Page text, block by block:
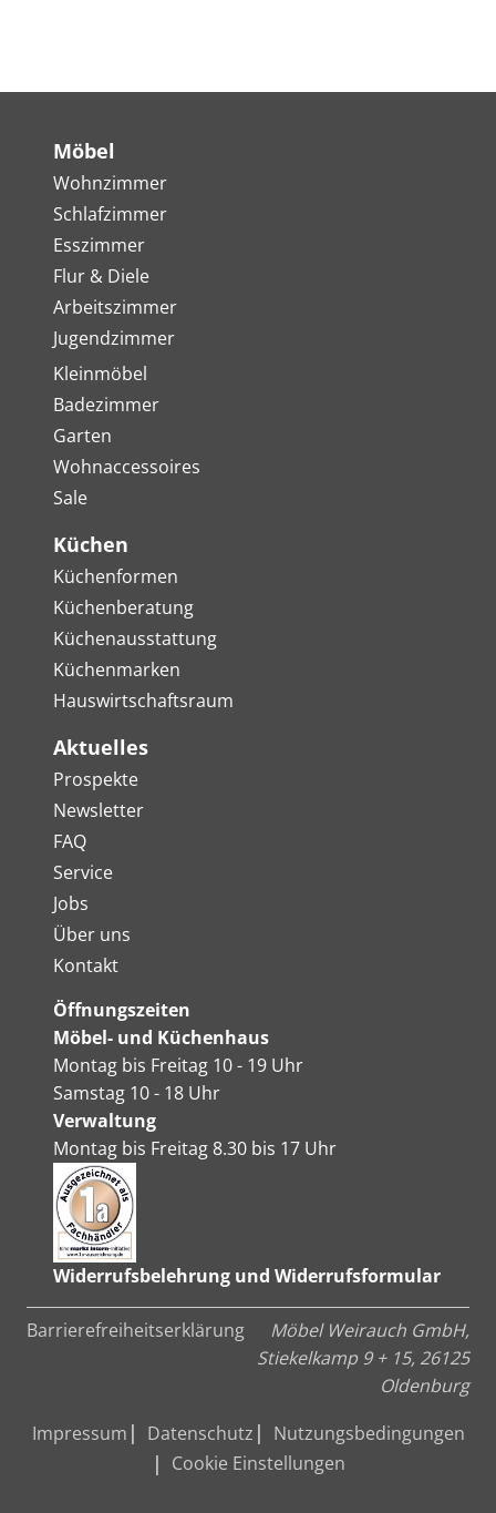
Möbel
Wohnzimmer
Schlafzimmer
Esszimmer
Flur & Diele
Arbeitszimmer
Jugendzimmer
Kleinmöbel
Badezimmer
Garten
Wohnaccessoires
Sale
Küchen
Küchenformen
Küchenberatung
Küchenausstattung
Küchenmarken
Hauswirtschaftsraum
Aktuelles
Prospekte
Newsletter
FAQ
Service
Jobs
Über uns
Kontakt
Öffnungszeiten
Möbel- und Küchenhaus
Montag bis Freitag 10 - 19 Uhr
Samstag 10 - 18 Uhr
Verwaltung
Montag bis Freitag 8.30 bis 17 Uhr
Widerrufsbelehrung und Widerrufsformular
Barrierefreiheitserklärung
Möbel Weirauch GmbH,
Stiekelkamp 9 + 15, 26125
Oldenburg
Impressum
Datenschutz
Nutzungsbedingungen
Cookie Einstellungen